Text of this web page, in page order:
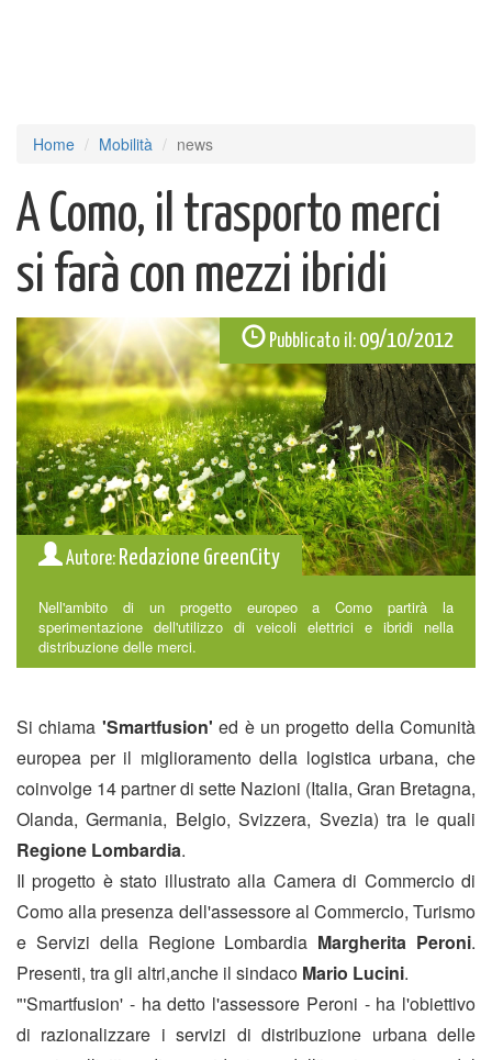
Home Mobilità news
A Como, il trasporto merci
si farà con mezzi ibridi
Pubblicato il: 09/10/2012
Autore: Redazione GreenCity
Nell'ambito di un progetto europeo a Como partirà la
sperimentazione dell'utilizzo di veicoli elettrici e ibridi nella
distribuzione delle merci.
Si chiama 'Smartfusion' ed è un progetto della Comunità
europea per il miglioramento della logistica urbana, che
coinvolge 14 partner di sette Nazioni (Italia, Gran Bretagna,
Olanda, Germania, Belgio, Svizzera, Svezia) tra le quali
Regione Lombardia.
Il progetto è stato illustrato alla Camera di Commercio di
Como alla presenza dell'assessore al Commercio, Turismo
e Servizi della Regione Lombardia Margherita Peroni.
Presenti, tra gli altri,anche il sindaco Mario Lucini.
"'Smartfusion' - ha detto l'assessore Peroni - ha l'obiettivo
di razionalizzare i servizi di distribuzione urbana delle